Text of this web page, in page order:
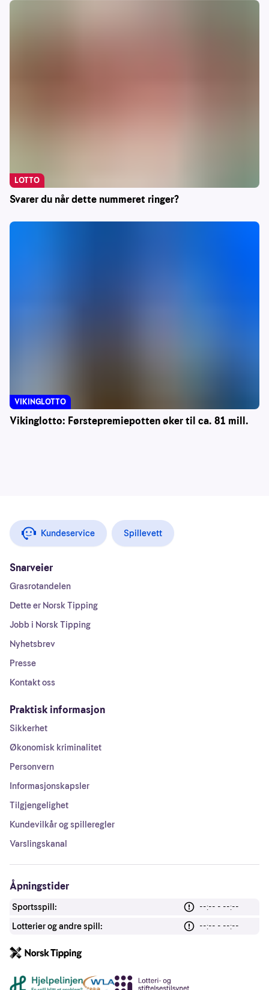
Svarer du når dette nummeret ringer?
LOTTO
Vikinglotto: Førstepremiepotten øker til ca. 81 mill.
VIKINGLOTTO
Kundeservice Spillevett
Snarveier
Grasrotandelen
Dette er Norsk Tipping
Jobb i Norsk Tipping
Nyhetsbrev
Presse
Kontakt oss
Praktisk informasjon
Sikkerhet
Økonomisk kriminalitet
Personvern
Informasjonskapsler
Tilgjengelighet
Kundevilkår og spilleregler
Varslingskanal
Åpningstider
Sportsspill:
--:-- - --:--
Lotterier og andre spill:
--:-- - --:--
Andre lenker